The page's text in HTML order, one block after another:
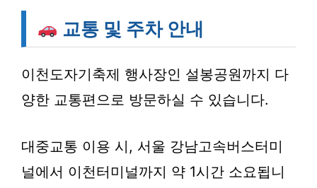
교통 및 주차 안내
이천도자기축제 행사장인 설봉공원까지 다
양한 교통편으로 방문하실 수 있습니다.
대중교통 이용 시 , 서울 강남고속버스터미
널에서 이천터미널까지 약 1시간 소요됩니